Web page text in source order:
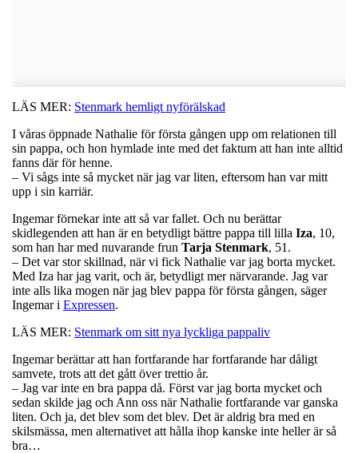
LÄS MER: Stenmark hemligt nyförälskad
I våras öppnade Nathalie för första gången upp om relationen till
sin pappa, och hon hymlade inte med det faktum att han inte alltid
fanns där för henne.
– Vi sågs inte så mycket när jag var liten, eftersom han var mitt
upp i sin karriär.
Ingemar förnekar inte att så var fallet. Och nu berättar
skidlegenden att han är en betydligt bättre pappa till lilla Iza, 10,
som han har med nuvarande frun Tarja Stenmark, 51.
– Det var stor skillnad, när vi fick Nathalie var jag borta mycket.
Med Iza har jag varit, och är, betydligt mer närvarande. Jag var
inte alls lika mogen när jag blev pappa för första gången, säger
Ingemar i Expressen.
LÄS MER: Stenmark om sitt nya lyckliga pappaliv
Ingemar berättar att han fortfarande har fortfarande har dåligt
samvete, trots att det gått över trettio år.
– Jag var inte en bra pappa då. Först var jag borta mycket och
sedan skilde jag och Ann oss när Nathalie fortfarande var ganska
liten. Och ja, det blev som det blev. Det är aldrig bra med en
skilsmässa, men alternativet att hålla ihop kanske inte heller är så
bra…